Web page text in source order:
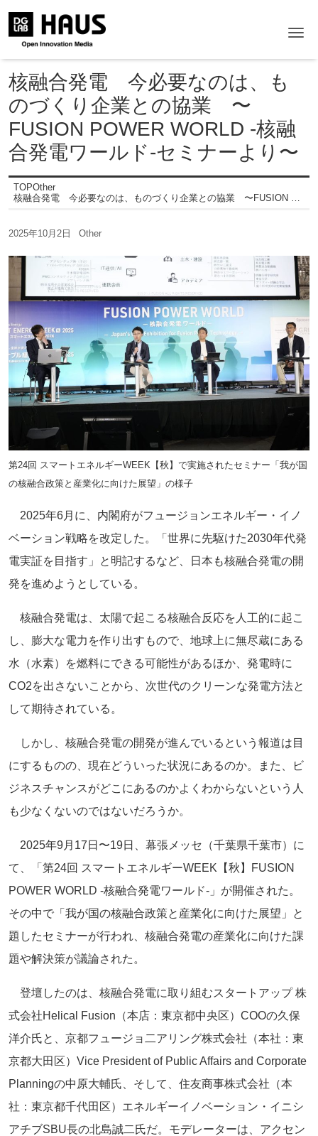
核融合発電 今必要なのは、も
のづくり企業との協業 〜
FUSION POWER WORLD -核融
合発電ワールド-セミナーより〜
TOPOther
核融合発電 今必要なのは、ものづくり企業との協業 〜FUSION POWER WORLD -核融合発電ワールド-セミナーより〜
2025年10月2日 Other
第24回 スマートエネルギーWEEK【秋】で実施されたセミナー「我が国
の核融合政策と産業化に向けた展望」の様子
2025年6月に、内閣府がフュージョンエネルギー・イノ
ベーション戦略を改定した。「世界に先駆けた2030年代発
電実証を目指す」と明記するなど、日本も核融合発電の開
発を進めようとしている。
核融合発電は、太陽で起こる核融合反応を人工的に起こ
し、膨大な電力を作り出すもので、地球上に無尽蔵にある
水（水素）を燃料にできる可能性があるほか、発電時に
CO2を出さないことから、次世代のクリーンな発電方法と
して期待されている。
しかし、核融合発電の開発が進んでいるという報道は目
にするものの、現在どういった状況にあるのか。また、ビ
ジネスチャンスがどこにあるのかよくわからないという人
も少なくないのではないだろうか。
2025年9月17日〜19日、幕張メッセ（千葉県千葉市）に
て、「第24回 スマートエネルギーWEEK【秋】FUSION
POWER WORLD -核融合発電ワールド-」が開催された。
その中で「我が国の核融合政策と産業化に向けた展望」と
題したセミナーが行われ、核融合発電の産業化に向けた課
題や解決策が議論された。
登壇したのは、核融合発電に取り組むスタートアップ 株
式会社Helical Fusion（本店：東京都中央区）COOの久保
洋介氏と、京都フュージョ二アリング株式会社（本社：東
京都大田区）Vice President of Public Affairs and Corporate
Planningの中原大輔氏、そして、住友商事株式会社（本
社：東京都千代田区）エネルギーイノベーション・イニシ
アチブSBU長の北島誠二氏だ。モデレーターは、アクセン